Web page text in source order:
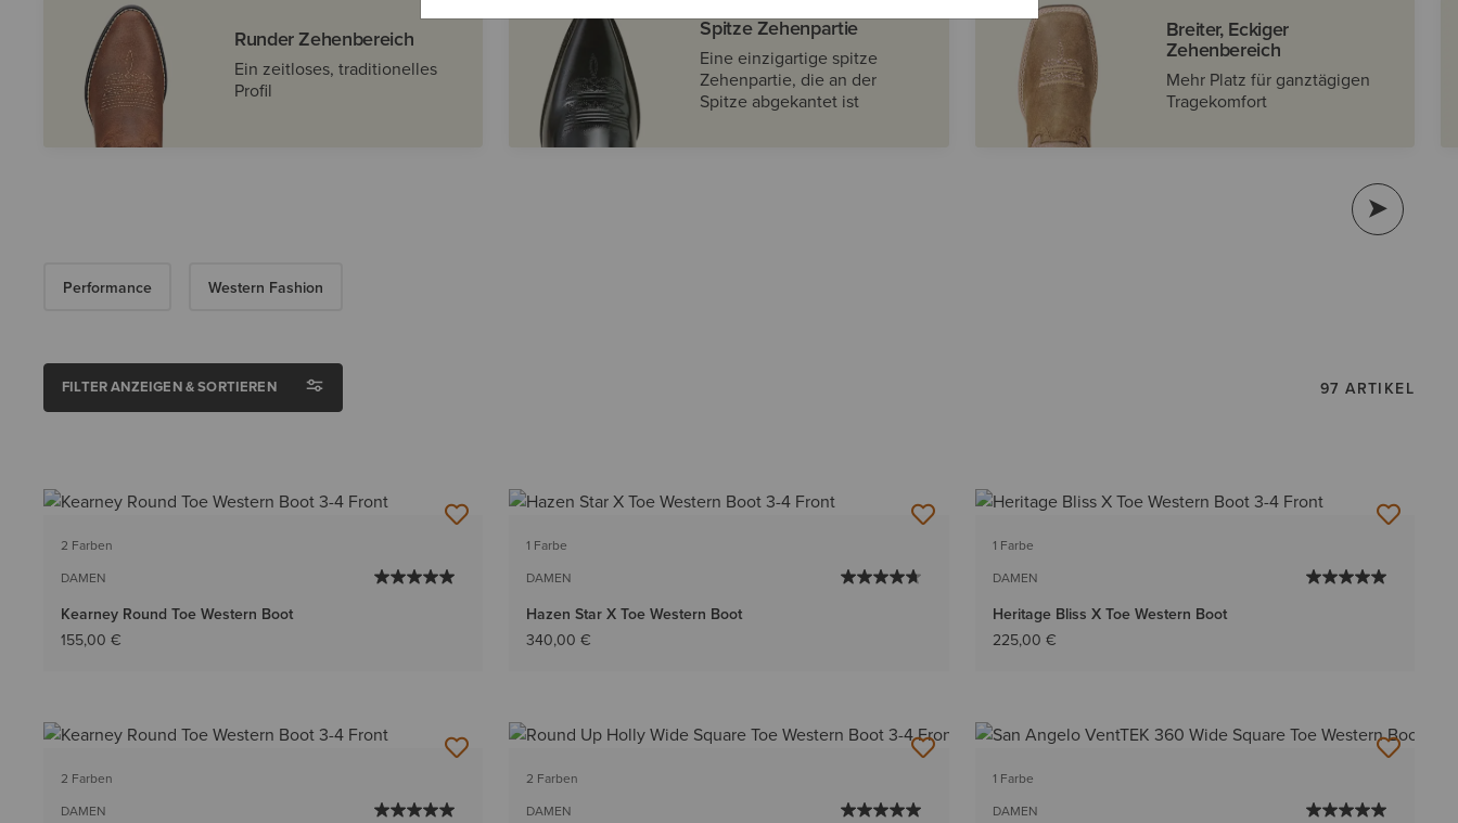
Runder Zehenbereich
Ein zeitloses, traditionelles
Profil
Spitze Zehenpartie
Eine einzigartige spitze
Zehenpartie, die an der
Spitze abgekantet ist
Breiter, Eckiger
Zehenbereich
Mehr Platz für ganztägigen
Tragekomfort
Performance Western Fashion
FILTER ANZEIGEN & SORTIEREN 97 ARTIKEL
2 Farben
DAMEN
Kearney Round Toe Western Boot
155,00 €
1 Farbe
DAMEN
Hazen Star X Toe Western Boot
340,00 €
1 Farbe
DAMEN
Heritage Bliss X Toe Western Boot
225,00 €
2 Farben
DAMEN
2 Farben
DAMEN
1 Farbe
DAMEN